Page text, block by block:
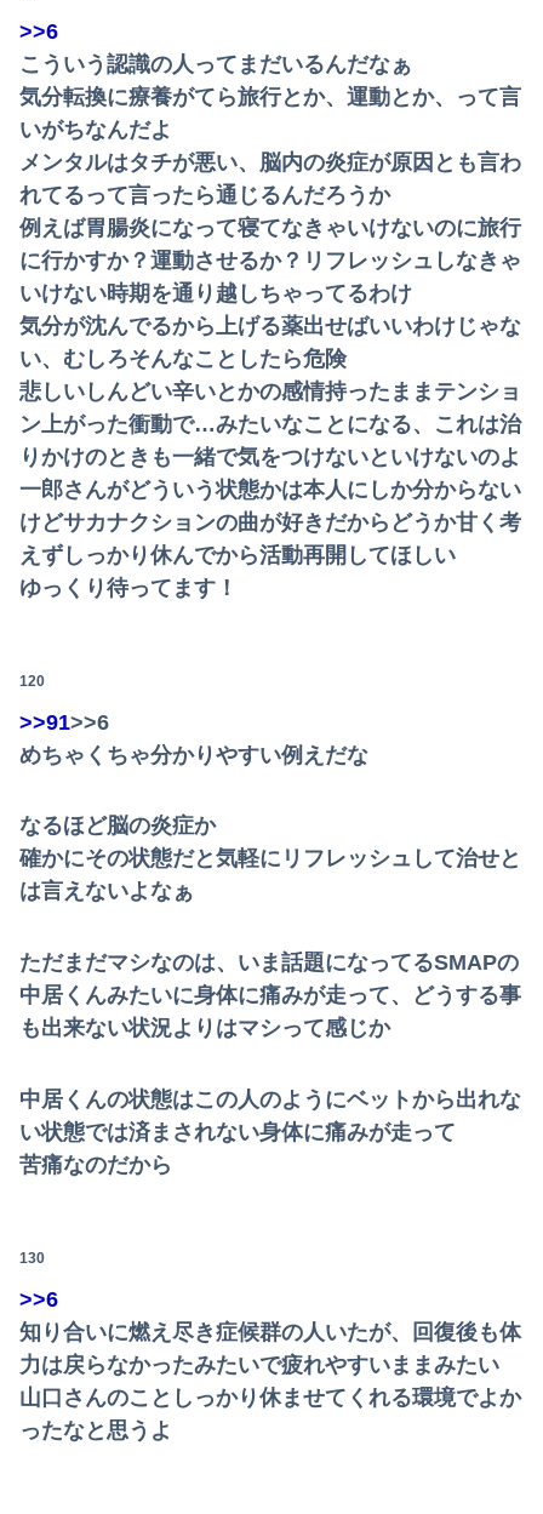
Powered by livedoor 相互RSS
>>6
こういう認識の人ってまだいるんだなぁ
気分転換に療養がてら旅行とか、運動とか、って言
いがちなんだよ
メンタルはタチが悪い、脳内の炎症が原因とも言わ
れてるって言ったら通じるんだろうか
例えば胃腸炎になって寝てなきゃいけないのに旅行
に行かすか？運動させるか？リフレッシュしなきゃ
いけない時期を通り越しちゃってるわけ
気分が沈んでるから上げる薬出せばいいわけじゃな
い、むしろそんなことしたら危険
悲しいしんどい辛いとかの感情持ったままテンショ
ン上がった衝動で…みたいなことになる、これは治
りかけのときも一緒で気をつけないといけないのよ
一郎さんがどういう状態かは本人にしか分からない
けどサカナクションの曲が好きだからどうか甘く考
えずしっかり休んでから活動再開してほしい
ゆっくり待ってます！
120
>>91>>6
めちゃくちゃ分かりやすい例えだな
なるほど脳の炎症か
確かにその状態だと気軽にリフレッシュして治せと
は言えないよなぁ
ただまだマシなのは、いま話題になってるSMAPの
中居くんみたいに身体に痛みが走って、どうする事
も出来ない状況よりはマシって感じか
中居くんの状態はこの人のようにベットから出れな
い状態では済まされない身体に痛みが走って
苦痛なのだから
130
>>6
知り合いに燃え尽き症候群の人いたが、回復後も体
力は戻らなかったみたいで疲れやすいままみたい
山口さんのことしっかり休ませてくれる環境でよか
ったなと思うよ